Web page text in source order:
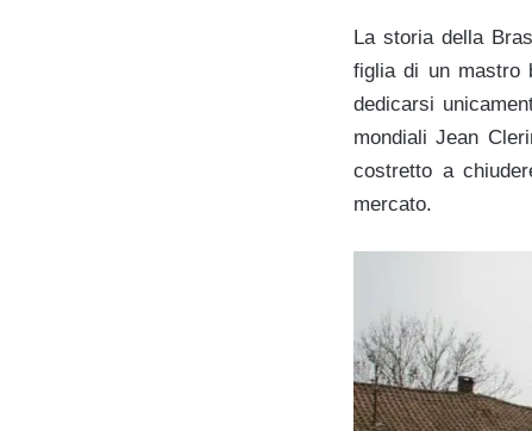
La storia della
figlia di un mastro
dedicarsi
mondiali Jean
costretto a
mercato.